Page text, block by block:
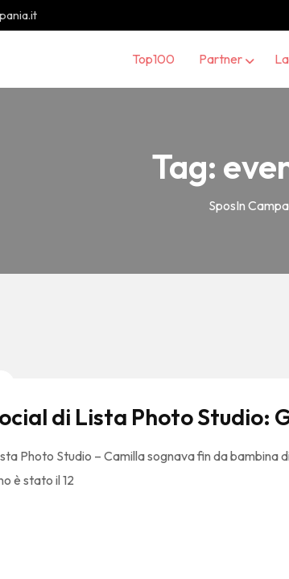
Top100 Partner
Tag:
SposIn
di Lista Photo Studio:
Photo Studio – Camilla sognava fin da
è stato il 12